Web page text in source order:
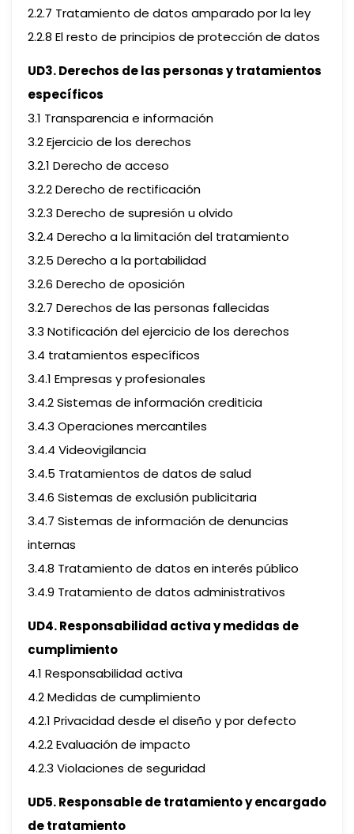
2.2.7 Tratamiento de datos amparado por la ley
2.2.8 El resto de principios de protección de datos
UD3. Derechos de las personas y tratamientos
específicos
3.1 Transparencia e información
3.2 Ejercicio de los derechos
3.2.1 Derecho de acceso
3.2.2 Derecho de rectificación
3.2.3 Derecho de supresión u olvido
3.2.4 Derecho a la limitación del tratamiento
3.2.5 Derecho a la portabilidad
3.2.6 Derecho de oposición
3.2.7 Derechos de las personas fallecidas
3.3 Notificación del ejercicio de los derechos
3.4 tratamientos específicos
3.4.1 Empresas y profesionales
3.4.2 Sistemas de información crediticia
3.4.3 Operaciones mercantiles
3.4.4 Videovigilancia
3.4.5 Tratamientos de datos de salud
3.4.6 Sistemas de exclusión publicitaria
3.4.7 Sistemas de información de denuncias
internas
3.4.8 Tratamiento de datos en interés público
3.4.9 Tratamiento de datos administrativos
UD4. Responsabilidad activa y medidas de
cumplimiento
4.1 Responsabilidad activa
4.2 Medidas de cumplimiento
4.2.1 Privacidad desde el diseño y por defecto
4.2.2 Evaluación de impacto
4.2.3 Violaciones de seguridad
UD5. Responsable de tratamiento y encargado
de tratamiento